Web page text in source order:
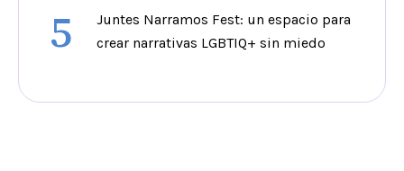
5
Juntes Narramos Fest: un espacio para
crear narrativas LGBTIQ+ sin miedo